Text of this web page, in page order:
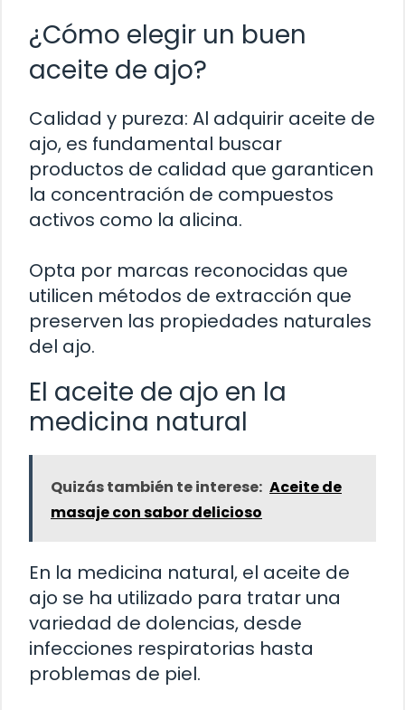
¿Cómo elegir un buen
aceite de ajo?
Calidad y pureza: Al adquirir aceite de
ajo, es fundamental buscar
productos de calidad que garanticen
la concentración de compuestos
activos como la alicina.
Opta por marcas reconocidas que
utilicen métodos de extracción que
preserven las propiedades naturales
del ajo.
El aceite de ajo en la
medicina natural
Quizás también te interese: Aceite de
masaje con sabor delicioso
En la medicina natural, el aceite de
ajo se ha utilizado para tratar una
variedad de dolencias, desde
infecciones respiratorias hasta
problemas de piel.